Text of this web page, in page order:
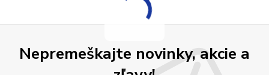
Nepremeškajte novinky, akcie a